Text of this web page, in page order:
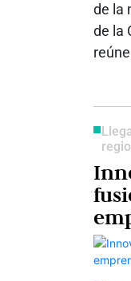
de la
de la